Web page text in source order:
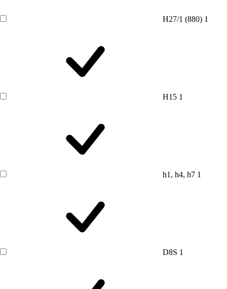
H27/1 (880) 1
H15 1
h1, h4, h7 1
D8S 1